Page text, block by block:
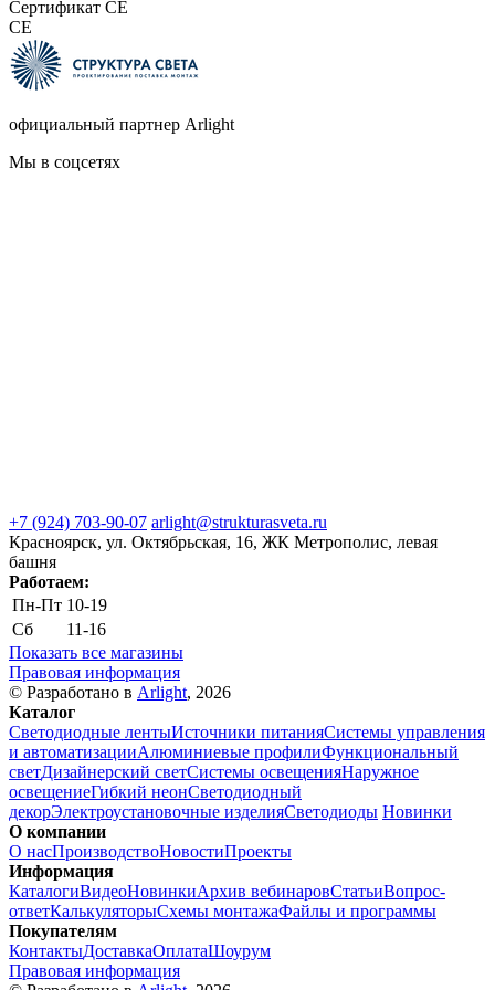
Сертификат CE
CE
официальный партнер Arlight
Мы в соцсетях
+7 (924) 703-90-07 arlight@strukturasveta.ru
Красноярск, ул. Октябрьская, 16, ЖК Метрополис, левая
башня
Работаем:
Пн-Пт 10-19
Сб
11-16
Показать все магазины
Правовая информация
© Разработано в Arlight, 2026
Каталог
Светодиодные лентыИсточники питанияСистемы управления
и автоматизацииАлюминиевые профилиФункциональный
светДизайнерский светСистемы освещенияНаружное
освещениеГибкий неонСветодиодный
декорЭлектроустановочные изделияСветодиоды Новинки
О компании
О насПроизводствоНовостиПроекты
Информация
КаталогиВидеоНовинкиАрхив вебинаровСтатьиВопрос-
ответКалькуляторыСхемы монтажаФайлы и программы
Покупателям
КонтактыДоставкаОплатаШоурум
Правовая информация